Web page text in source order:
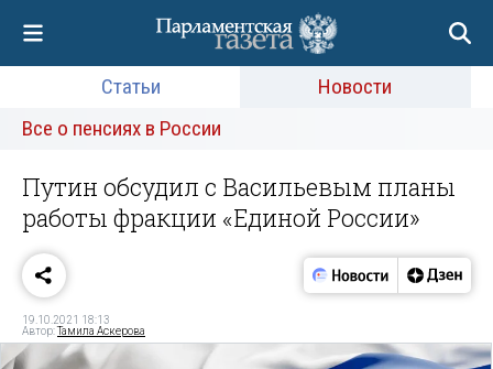
Статьи
Новости
Все о пенсиях в России
Путин обсудил с Васильевым планы
работы фракции «Единой России»
19.10.2021 18:13
Автор:Тамила Аскерова